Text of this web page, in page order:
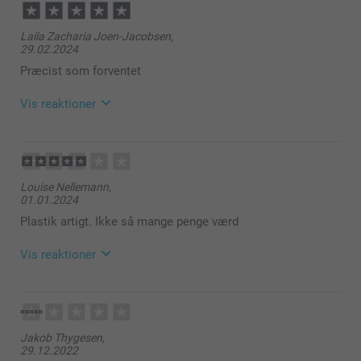
Laila Zacharia Joen-Jacobsen,
29.02.2024
Præcist som forventet
Vis reaktioner
15:29
Hej Laila
Mange tak fordi du har taget tid til at skrive en
anmeldelse.
Venlig hilsen
Louise Nellemann,
01.01.2024
Plastik artigt. Ikke så mange penge værd
Vis reaktioner
Tak fordi du har taget dig tid til at skrive en
Jakob Thygesen,
29.12.2022